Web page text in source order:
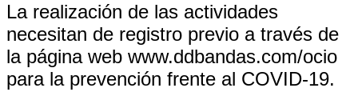
La realización de las actividades
necesitan de registro previo a través de
la página web www.ddbandas.com/ocio
para la prevención frente al COVID-19.